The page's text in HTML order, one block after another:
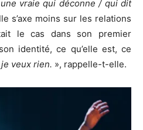
vraie qui déconne / qui dit
s’axe moins sur les relations
le cas dans son premier
identité, ce qu’elle est, ce
veux rien. », rappelle-t-elle.